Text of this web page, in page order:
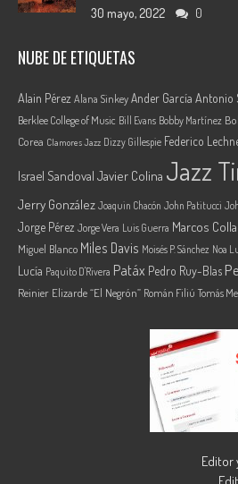
30 mayo, 2022 0
NUBE DE ETIQUETAS
Alain Pérez Alana SinkeyAnder García Antonio
Berklee College of Music Bill Evans Bobby Martínez
Corea Clamores Jazz Dizzy Gillespie Federico
Israel Sandoval Javier Colina Jazz
Jerry González Joaquin Chacón John Patitucci
Jorge Pérez Jorge Vera Luis Guerra Marcos
Miguel Blanco Miles Davis Moisés P. Sánchez Noa
Lucía Paquito D'Rivera Patáx Pedro Ruy-Blas
Reinier Elizarde “El Negrón” Román Filiú Tomás
Editor